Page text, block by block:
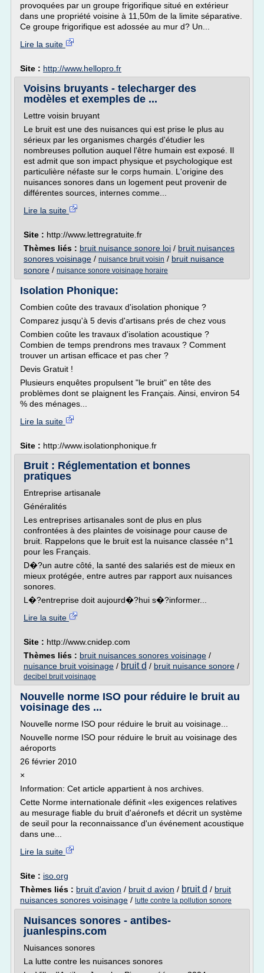
provoquées par un groupe frigorifique situé en extérieur
dans une propriété voisine à 11,50m de la limite séparative.
Ce groupe frigorifique est adossée au mur d? Un...
Lire la suite
Site : http://www.hellopro.fr
Voisins bruyants - telecharger des
modèles et exemples de ...
Lettre voisin bruyant
Le bruit est une des nuisances qui est prise le plus au
sérieux par les organismes chargés d'étudier les
nombreuses pollution auquel l'être humain est exposé. Il
est admit que son impact physique et psychologique est
particulière néfaste sur le corps humain. L'origine des
nuisances sonores dans un logement peut provenir de
différentes sources, internes comme...
Lire la suite
Site : http://www.lettregratuite.fr
Thèmes liés : bruit nuisance sonore loi / bruit nuisances
sonores voisinage / nuisance bruit voisin / bruit nuisance
sonore / nuisance sonore voisinage horaire
Isolation Phonique:
Combien coûte des travaux d'isolation phonique ?
Comparez jusqu'à 5 devis d'artisans prés de chez vous
Combien coûte les travaux d'isolation acoustique ?
Combien de temps prendrons mes travaux ? Comment
trouver un artisan efficace et pas cher ?
Devis Gratuit !
Plusieurs enquêtes propulsent "le bruit" en tête des
problèmes dont se plaignent les Français. Ainsi, environ 54
% des ménages...
Lire la suite
Site : http://www.isolationphonique.fr
Bruit : Réglementation et bonnes
pratiques
Entreprise artisanale
Généralités
Les entreprises artisanales sont de plus en plus
confrontées à des plaintes de voisinage pour cause de
bruit. Rappelons que le bruit est la nuisance classée n°1
pour les Français.
D�?un autre côté, la santé des salariés est de mieux en
mieux protégée, entre autres par rapport aux nuisances
sonores.
L�?entreprise doit aujourd�?hui s�?informer...
Lire la suite
Site : http://www.cnidep.com
Thèmes liés : bruit nuisances sonores voisinage /
nuisance bruit voisinage / bruit d / bruit nuisance sonore /
decibel bruit voisinage
Nouvelle norme ISO pour réduire le bruit au
voisinage des ...
Nouvelle norme ISO pour réduire le bruit au voisinage...
Nouvelle norme ISO pour réduire le bruit au voisinage des
aéroports
26 février 2010
×
Information: Cet article appartient à nos archives.
Cette Norme internationale définit «les exigences relatives
au mesurage fiable du bruit d'aéronefs et décrit un système
de seuil pour la reconnaissance d'un événement acoustique
dans une...
Lire la suite
Site : iso.org
Thèmes liés : bruit d'avion / bruit d avion / bruit d / bruit
nuisances sonores voisinage / lutte contre la pollution sonore
Nuisances sonores - antibes-
juanlespins.com
Nuisances sonores
La lutte contre les nuisances sonores